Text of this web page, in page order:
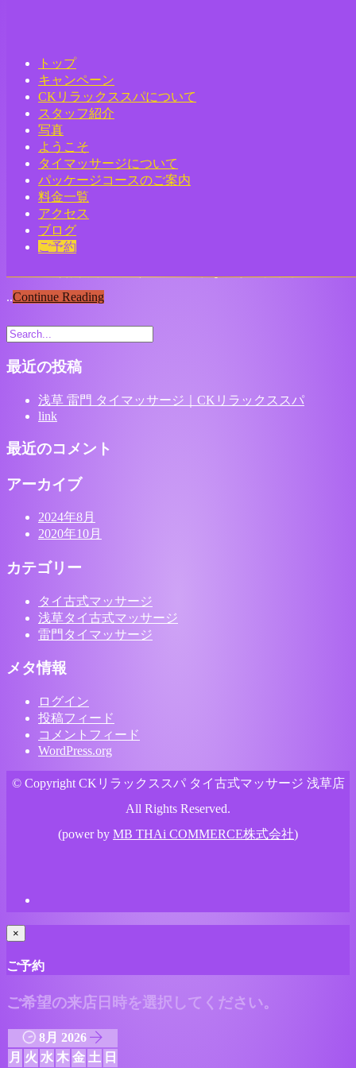
Toggle
navigation
トップ
キャンペーン
CKリラックススパについて
スタッフ紹介
写真
ようこそ
タイマッサージについて
パッケージコースのご案内
料金一覧
アクセス
ブログ
ご予約
Home - タイマッサージ
浅草 雷門 タイマッサージ｜CKリラッ
クススパ
ck
2024年8月1日
タイ古式マッサージ
イマッサージ
「浅草・雷門のそば、静かに心をゆるめるタイ古式マッサー
..Continue Reading
最近の投稿
浅草 雷門 タイマッサージ｜CKリラックススパ
link
最近のコメント
アーカイブ
2024年8月
2020年10月
カテゴリー
タイ古式マッサージ
浅草タイ古式マッサージ
雷門タイマッサージ
メタ情報
ログイン
投稿フィード
コメントフィード
WordPress.org
© Copyright CKリラックススパ タイ古式マッサージ 浅草店
All Rights Reserved.
(power by MB THAi COMMERCE株式会社)
×
ご予約
ご希望の来店日時を選択してください。
8月 2026
月 火 水 木 金 土 日